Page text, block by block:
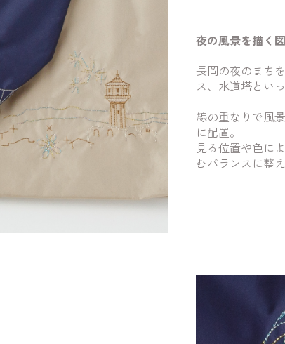
夜の風景を描く
長岡の夜のまち
ス、水道塔とい
線の重なりで風
に配置。
見る位置や色に
むバランスに整